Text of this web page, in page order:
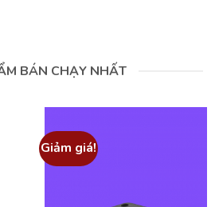
BÁN CHẠY NHẤT
Giảm giá!